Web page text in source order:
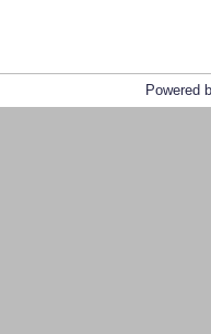
Powered